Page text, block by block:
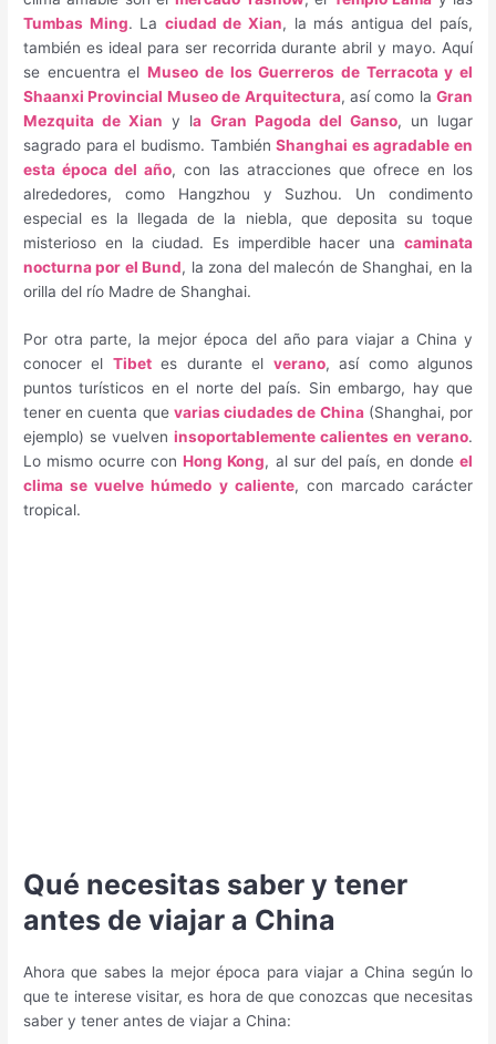
Tumbas Ming. La ciudad de Xian, la más antigua del país,
también es ideal para ser recorrida durante abril y mayo. Aquí
se encuentra elMuseo de los Guerreros de Terracota y el
Shaanxi Provincial Museo de Arquitectura, así como la Gran
Mezquita de Xian y la Gran Pagoda del Ganso, un lugar
sagrado para el budismo. TambiénShanghai es agradable en
esta época del año, con las atracciones que ofrece en los
alrededores, como Hangzhou y Suzhou. Un condimento
especial es la llegada de la niebla, que deposita su toque
misterioso en la ciudad. Es imperdible hacer una caminata
nocturna por el Bund, la zona del malecón de Shanghai, en la
orilla del río Madre de Shanghai.
Por otra parte, la mejor época del año para viajar a China y
conocer el Tibetes durante el verano, así como algunos
puntos turísticos en el norte del país. Sin embargo, hay que
tener en cuenta que varias ciudades de China(Shanghai, por
ejemplo) se vuelven insoportablemente calientes en verano.
Lo mismo ocurre conHong Kong, al sur del país, en donde el
clima se vuelve húmedo y caliente, con marcado carácter
tropical.
Qué necesitas saber y tener
antes de viajar a China
Ahora que sabes la mejor época para viajar a China según lo
que te interese visitar, es hora de que conozcas que necesitas
saber y tener antes de viajar a China: